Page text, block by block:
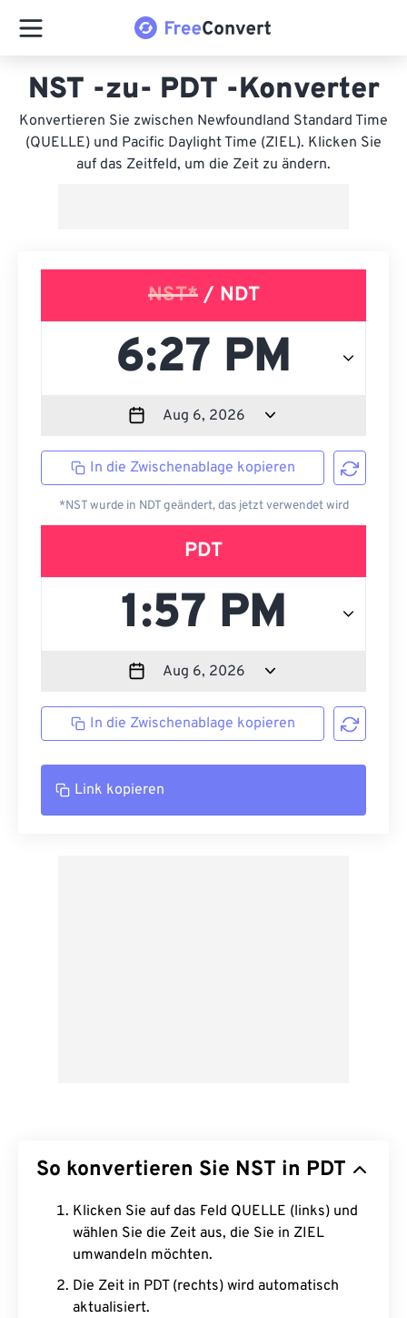
NST -zu- PDT -Konverter
Konvertieren Sie zwischen Newfoundland Standard Time
(QUELLE) und Pacific Daylight Time (ZIEL). Klicken Sie
auf das Zeitfeld, um die Zeit zu ändern.
NST*/ NDT
In die Zwischenablage kopieren
*NST wurde in NDT geändert, das jetzt verwendet wird
PDT
In die Zwischenablage kopieren
Link kopieren
So konvertieren Sie NST in PDT
Klicken Sie auf das Feld QUELLE (links) und
wählen Sie die Zeit aus, die Sie in ZIEL
umwandeln möchten.
Die Zeit in PDT (rechts) wird automatisch
aktualisiert.